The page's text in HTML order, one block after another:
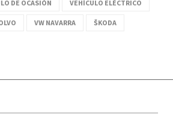
DE OCASIÓN VEHÍCULO ELÉCTRICO
VW NAVARRA ŠKODA